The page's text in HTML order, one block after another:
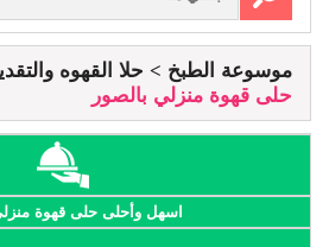
موسوعة الطبخ حلا القهوه
حلى قهوة منزلي بالصور
اسهل وأحلى حلى قهوة